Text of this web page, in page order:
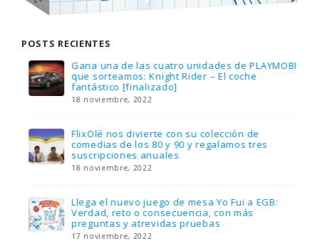
POSTS RECIENTES
Gana una de las cuatro unidades de PLAYMOBIL
que sorteamos: Knight Rider – El coche
fantástico [finalizado]
18 noviembre, 2022
FlixOlé nos divierte con su colección de
comedias de los 80 y 90 y regalamos tres
suscripciones anuales
18 noviembre, 2022
Llega el nuevo juego de mesa Yo Fui a EGB:
Verdad, reto o consecuencia, con más
preguntas y atrevidas pruebas
17 noviembre, 2022